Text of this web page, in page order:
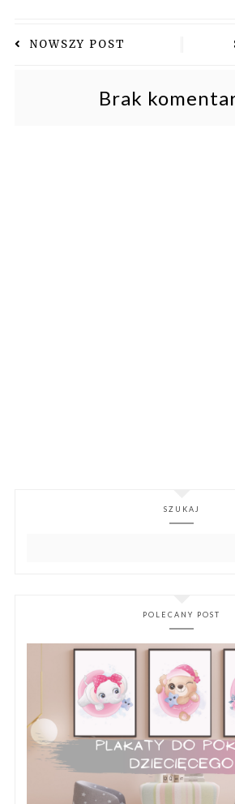
NOWSZY POST
Brak
SZUKAJ
POLECANY POST